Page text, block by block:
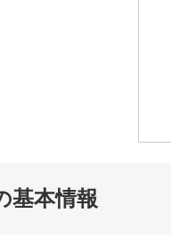
基本情報